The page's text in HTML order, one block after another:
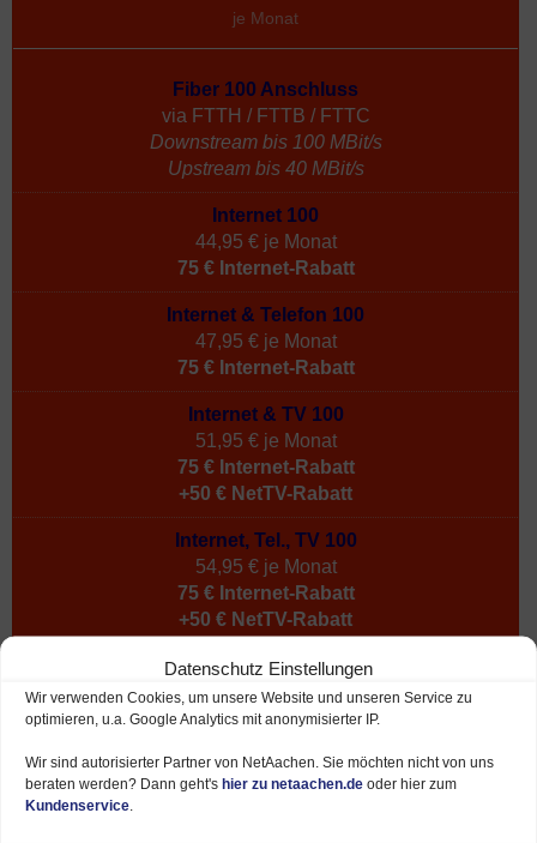
Datenschutz Einstellungen
Wir verwenden Cookies, um unsere Website und unseren Service zu
optimieren, u.a. Google Analytics mit anonymisierter IP.
Wir sind autorisierter Partner von NetAachen. Sie möchten nicht von uns
beraten werden? Dann geht's hier zu netaachen.de oder hier zum
Kundenservice
je Monat
Fiber 100 Anschluss
via FTTH / FTTB / FTTC
Downstream bis 100 MBit/s
Upstream bis 40 MBit/s
Internet 100
44,95 € je Monat
75 € Internet-Rabatt
Internet & Telefon 100
47,95 € je Monat
75 € Internet-Rabatt
Internet & TV 100
51,95 € je Monat
75 € Internet-Rabatt
+50 € NetTV-Rabatt
Internet, Tel., TV 100
54,95 € je Monat
75 € Internet-Rabatt
+50 € NetTV-Rabatt